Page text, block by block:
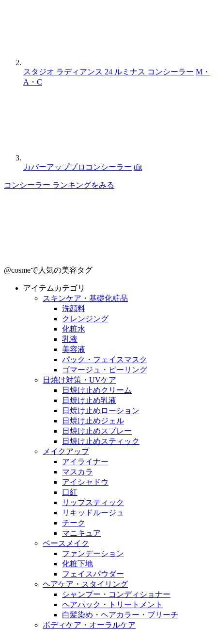
スタジオ ラディアンス 24 ルミナス コンシーラー M・
A・C
カバーアッププロコンシーラー tfit
コンシーラー ランキングをみる
@cosmeで人気の美容タグ
アイテムカテゴリ
スキンケア・基礎化粧品
洗顔料
クレンジング
化粧水
乳液
美容液
パック・フェイスマスク
ゴマージュ・ピーリング
日焼け対策・UVケア
日焼け止めクリーム
日焼け止め乳液
日焼け止めローション
日焼け止めジェル
日焼け止めスプレー
日焼け止めスティック
メイクアップ
アイライナー
マスカラ
アイシャドウ
口紅
リップスティック
リキッドルージュ
チーク
マニキュア
ベースメイク
ファンデーション
化粧下地
フェイスパウダー
ヘアケア・スタイリング
シャンプー・コンディショナー
ヘアパック・トリートメント
白髪染め・ヘアカラー・ブリーチ
ボディケア・オーラルケア